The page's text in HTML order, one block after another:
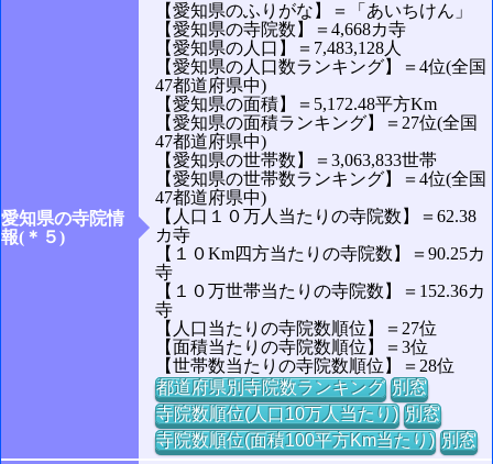
愛知県の寺院情
報(＊５)
【愛知県のふりがな】＝「あいちけん」
【愛知県の寺院数】＝4,668カ寺
【愛知県の人口】＝7,483,128人
【愛知県の人口数ランキング】＝4位(全国
47都道府県中)
【愛知県の面積】＝5,172.48平方Km
【愛知県の面積ランキング】＝27位(全国
47都道府県中)
【愛知県の世帯数】＝3,063,833世帯
【愛知県の世帯数ランキング】＝4位(全国
47都道府県中)
【人口１０万人当たりの寺院数】＝62.38
カ寺
【１０Km四方当たりの寺院数】＝90.25カ
寺
【１０万世帯当たりの寺院数】＝152.36カ
寺
【人口当たりの寺院数順位】＝27位
【面積当たりの寺院数順位】＝3位
【世帯数当たりの寺院数順位】＝28位
都道府県別寺院数ランキング 別窓
寺院数順位(人口10万人当たり) 別窓
寺院数順位(面積100平方Km当たり) 別窓